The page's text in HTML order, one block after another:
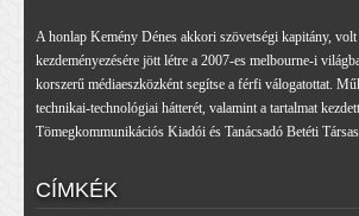
A honlap Kemény Dénes akkori szövetségi kapitány,
kezdeményezésére jött létre a 2007-es melbourne-i
korszerű médiaeszközként segítse a férfi válogatottat.
technikai-technológiai hátterét, valamint a tartalmat
Tömegkommunikációs Kiadói és Tanácsadó Betéti
CÍMKÉK